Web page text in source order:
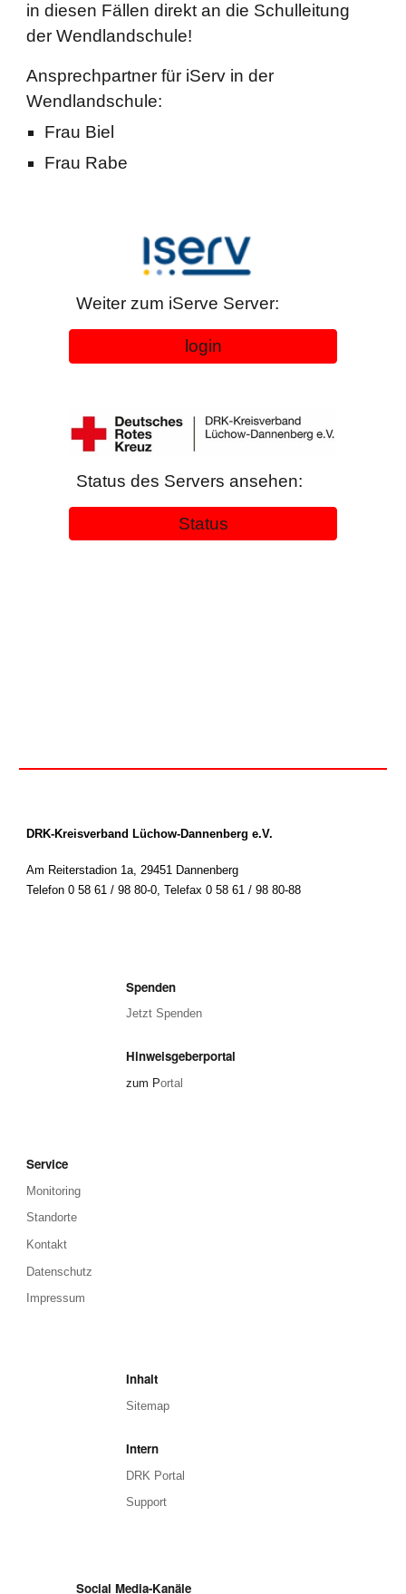
in diesen Fällen direkt an die Schulleitung
der Wendlandschule!
Ansprechpartner für iServ in der
Wendlandschule:
Frau Biel
Frau Rabe
Weiter zum iServe Server:
login
Status des Servers ansehen:
Status
DRK-Kreisverband Lüchow-Dannenberg e.V.
Am Reiterstadion 1a, 29451 Dannenberg
Telefon 0 58 61 / 98 80-0,Telefax 0 58 61 / 98 80-88
Spenden
Jetzt Spenden
Hinweisgeberportal
zum Portal
Service
Monitoring
Standorte
Kontakt
Datenschutz
Impressum
Inhalt
Sitemap
Intern
DRK Portal
Support
Social Media-Kanäle